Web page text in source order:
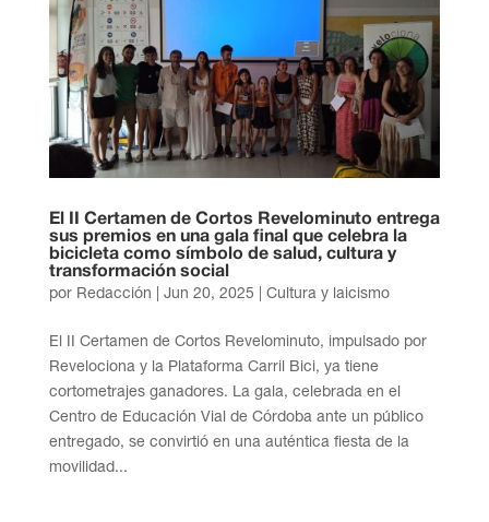
El II Certamen de Cortos Revelominuto entrega
sus premios en una gala final que celebra la
bicicleta como símbolo de salud, cultura y
transformación social
por Redacción Jun 20, 2025 Cultura y laicismo
El II Certamen de Cortos Revelominuto, impulsado por
Revelociona y la Plataforma Carril Bici, ya tiene
cortometrajes ganadores. La gala, celebrada en el
Centro de Educación Vial de Córdoba ante un público
entregado, se convirtió en una auténtica fiesta de la
movilidad...